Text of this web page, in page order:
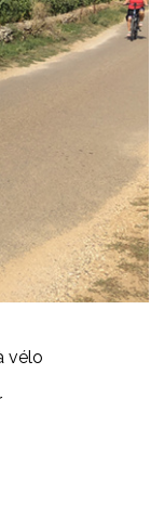
vélo